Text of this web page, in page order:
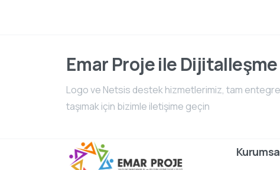
Emar Proje ile
Logo ve Netsis destek hizmetlerimiz, tam entegre
taşımak için bizimle iletişime geçin